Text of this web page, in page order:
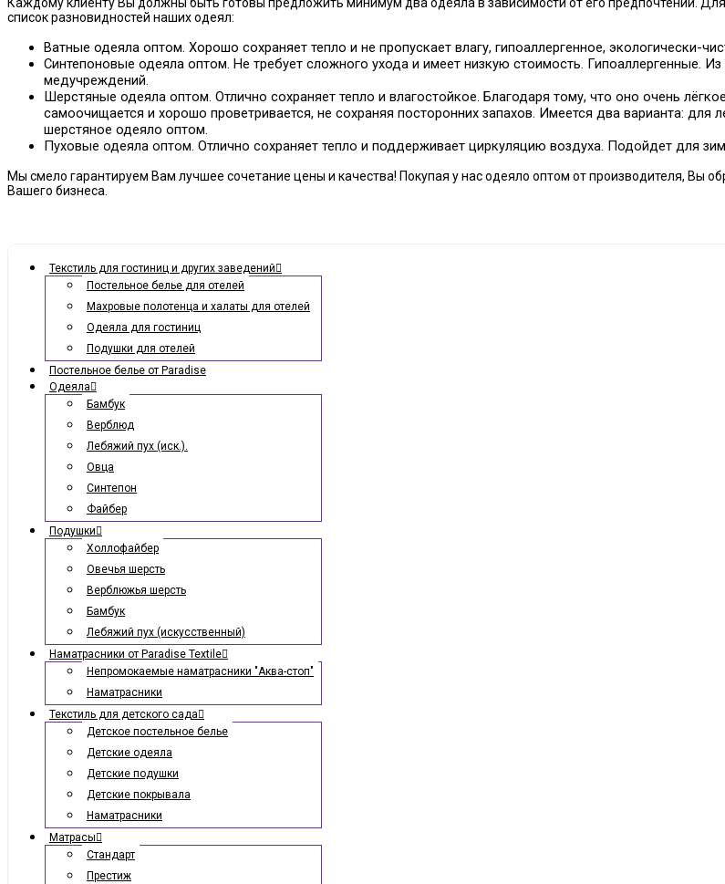
список разновидностей наших одеял:
Ватные одеяла оптом. Хорошо сохраняет тепло и не пропускает влагу, гипоаллергенное, экологически-
Синтепоновые одеяла оптом. Не требует сложного ухода и имеет низкую стоимость. Гипоаллергенные.
медучреждений.
Шерстяные одеяла оптом. Отлично сохраняет тепло и влагостойкое. Благодаря тому, что оно очень
самоочищается и хорошо проветривается, не сохраняя посторонних запахов. Имеется два варианта: для
шерстяное одеяло оптом.
Пуховые одеяла оптом. Отлично сохраняет тепло и поддерживает циркуляцию воздуха. Подойдет для
Мы смело гарантируем Вам лучшее сочетание цены и качества! Покупая у нас одеяло оптом от производителя, Вы
Вашего бизнеса.
Текстиль для гостиниц и других заведений
Постельное белье для отелей
Махровые полотенца и халаты для отелей
Одеяла для гостиниц
Подушки для отелей
Постельное белье от Paradise
Одеяла
Бамбук
Верблюд
Лебяжий пух (иск.).
Овца
Синтепон
Файбер
Подушки
Холлофайбер
Овечья шерсть
Верблюжья шерсть
Бамбук
Лебяжий пух (искусственный)
Наматрасники от Paradise Textile
Непромокаемые наматрасники "Аква-стоп"
Наматрасники
Текстиль для детского сада
Детское постельное белье
Детские одеяла
Детские подушки
Детские покрывала
Наматрасники
Матрасы
Стандарт
Престиж